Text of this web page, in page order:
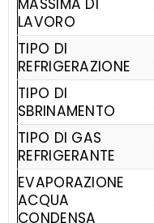
MASSIMA DI
LAVORO
TIPO DI
REFRIGERAZIONE
TIPO DI
SBRINAMENTO
TIPO DI GAS
REFRIGERANTE
EVAPORAZIONE
ACQUA
CONDENSA